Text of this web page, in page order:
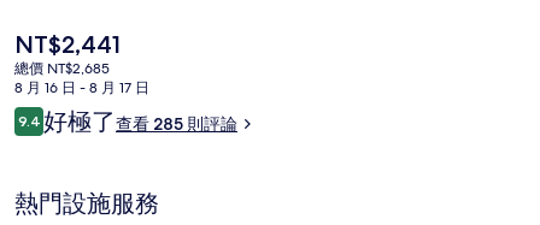
片
集
目
前
的
價
格
NT$2,441
總價 NT$2,685
8 月 16 日 - 8 月 17 日
評
論
9.49.4 分，滿分 10 分，
好極了查看 285 則評論
熱門設施服務